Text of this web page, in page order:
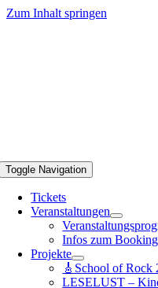
Zum Inhalt springen
Toggle Navigation
Tickets
Veranstaltungen
Infos zum Booking
Projekte
🎸School of Rock
LESELUST –